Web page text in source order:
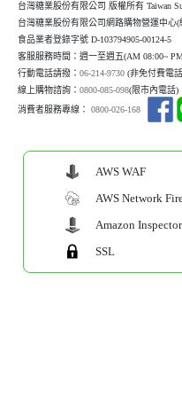
台灣糖業股份有限公司 版權所有 Taiwan
台灣糖業股份有限公司網路購物營運中心(
食品業者登錄字號 D-103794905-00124-5
客服服務時間：週一至週五(AM 08:00~
行動電話請撥：06-214-9730 (非免付費電
線上購物諮詢：0800-085-098(限市內電話)
消費者服務專線：0800-026-168
AWS WAF
AWS Network
Amazon Inspector
SSL